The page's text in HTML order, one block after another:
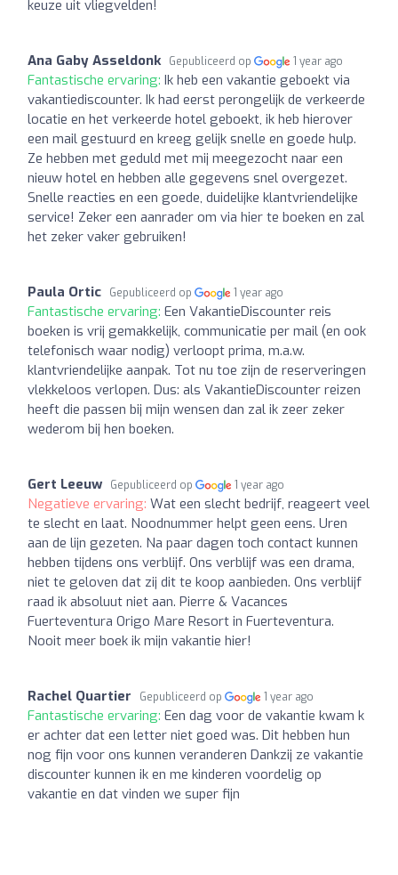
keuze uit vliegvelden!
Ana Gaby Asseldonk Gepubliceerd op 1 year ago
Fantastische ervaring: Ik heb een vakantie geboekt via
vakantiediscounter. Ik had eerst perongelijk de verkeerde
locatie en het verkeerde hotel geboekt, ik heb hierover
een mail gestuurd en kreeg gelijk snelle en goede hulp.
Ze hebben met geduld met mij meegezocht naar een
nieuw hotel en hebben alle gegevens snel overgezet.
Snelle reacties en een goede, duidelijke klantvriendelijke
service! Zeker een aanrader om via hier te boeken en zal
het zeker vaker gebruiken!
Paula Ortic Gepubliceerd op 1 year ago
Fantastische ervaring: Een VakantieDiscounter reis
boeken is vrij gemakkelijk, communicatie per mail (en ook
telefonisch waar nodig) verloopt prima, m.a.w.
klantvriendelijke aanpak. Tot nu toe zijn de reserveringen
vlekkeloos verlopen. Dus: als VakantieDiscounter reizen
heeft die passen bij mijn wensen dan zal ik zeer zeker
wederom bij hen boeken.
Gert Leeuw Gepubliceerd op 1 year ago
Negatieve ervaring: Wat een slecht bedrijf, reageert veel
te slecht en laat. Noodnummer helpt geen eens. Uren
aan de lijn gezeten. Na paar dagen toch contact kunnen
hebben tijdens ons verblijf. Ons verblijf was een drama,
niet te geloven dat zij dit te koop aanbieden. Ons verblijf
raad ik absoluut niet aan. Pierre & Vacances
Fuerteventura Origo Mare Resort in Fuerteventura.
Nooit meer boek ik mijn vakantie hier!
Rachel Quartier Gepubliceerd op 1 year ago
Fantastische ervaring: Een dag voor de vakantie kwam k
er achter dat een letter niet goed was. Dit hebben hun
nog fijn voor ons kunnen veranderen Dankzij ze vakantie
discounter kunnen ik en me kinderen voordelig op
vakantie en dat vinden we super fijn